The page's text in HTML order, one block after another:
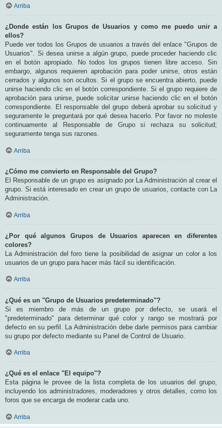
Arriba
¿Donde están los Grupos de Usuarios y como me puedo unir a
ellos?
Puede ver todos los Grupos de usuarios a través del enlace "Grupos de
Usuarios". Si desea unirse a algún grupo, puede proceder haciendo clic
en el botón apropiado. No todos los grupos tienen libre acceso. Sin
embargo, algunos requieren aprobación para poder unirse, otros están
cerrados y algunos son ocultos. Si el grupo se encuentra abierto, puede
unirse haciendo clic en el botón correspondiente. Si el grupo requiere de
aprobación para unirse, puede solicitar unirse haciendo clic en el botón
correspondiente. El responsable del grupo deberá aprobar su solicitud y
seguramente le preguntará por qué desea hacerlo. Por favor no moleste
continuamente al Responsable de Grupo si rechaza su solicitud;
seguramente tenga sus razones.
Arriba
¿Cómo me convierto en Responsable del Grupo?
El Responsable de un grupo es asignado por La Administración al crear el
grupo. Si está interesado en crear un grupo de usuarios, contacte con La
Administración.
Arriba
¿Por qué algunos Grupos de Usuarios aparecen en diferentes
colores?
La Administración del foro tiene la posibilidad de asignar un color a los
usuarios de un grupo para hacer más fácil su identificación.
Arriba
¿Qué es un "Grupo de Usuarios predeterminado"?
Si es miembro de más de un grupo por defecto, se usará el
"predeterminado" para determinar qué color y rango se mostrará por
defecto en su perfil. La Administración debe darle permisos para cambiar
su grupo por defecto mediante su Panel de Control de Usuario.
Arriba
¿Qué es el enlace "El equipo"?
Esta página le provee de la lista completa de los usuarios del grupo,
incluyendo los administradores, moderadores y otros detalles, como los
foros que se encarga de moderar cada uno.
Arriba